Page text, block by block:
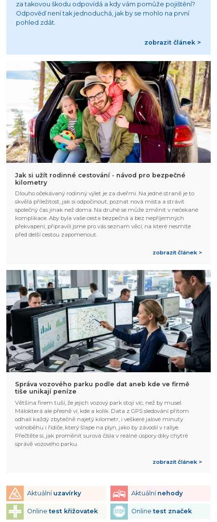
za takovou škodu odpovídá a kdy vám pomůže pojištění?
Odpověď není tak jednoduchá, jak by se mohlo na první
pohled zdát.
zobrazit článek >
Jak si užít rodinné cestování - návod pro bezpečné
kilometry
Dlouho očekávaný rodinný výlet je za dveřmi. Na jedné straně je to
skvělá příležitost, jak si odpočinout, poznat nová místa a strávit
společný čas jinak než doma. Na druhé se může změnit v nečekané
komplikace. Aby byla vaše cesta bezpečná a bez nepříjemných
překvapení, připravili jsme pro vás seznam věcí, na které nesmíte
před delší cestou zapomenout.
zobrazit článek >
Správa vozového parku podle dat aneb kde ve firmě
tiše unikají peníze
Většina firem tuší, že jejich vozový park stojí víc, než by musel.
Málokterá ale přesně ví, kde a kolik. Data z GPS sledování přitom
odhalí každý zbytečně najetý kilometr, i veškeré jalové minuty
volnoběhu i řidiče, který šlape na plyn, jako by závodil v rallye.
Přečtěte si, jak proměnit surová čísla v reálné úspory díky chytré
správě vozového parku.
zobrazit článek >
Aktuální uzavírky Aktuální nehody
Onlinetest křižovatek Onlinetest značek